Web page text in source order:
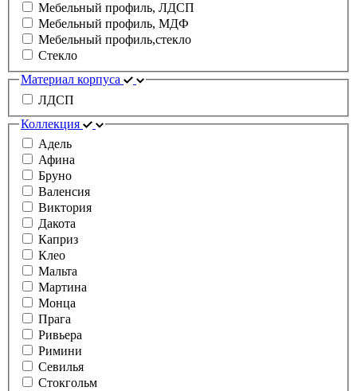
Мебельный профиль, ЛДСП
Мебельный профиль, МДФ
Мебельный профиль,стекло
Стекло
Материал корпуса
ЛДСП
Коллекция
Адель
Афина
Бруно
Валенсия
Виктория
Дакота
Каприз
Клео
Мальта
Мартина
Монца
Прага
Ривьера
Римини
Севилья
Стокгольм